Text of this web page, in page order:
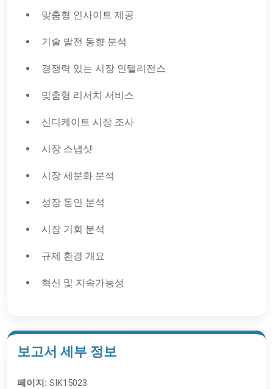
맞춤형 인사이트 제공
기술 발전 동향 분석
경쟁력 있는 시장 인텔리전스
맞춤형 리서치 서비스
신디케이트 시장 조사
시장 스냅샷
시장 세분화 분석
성장 동인 분석
시장 기회 분석
규제 환경 개요
혁신 및 지속가능성
보고서 세부 정보
페이지: SIK15023